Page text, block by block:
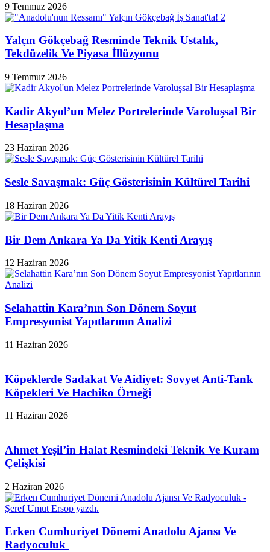
9 Temmuz 2026
Yalçın Gökçebağ Resminde Teknik Ustalık,
Tekdüzelik Ve Piyasa İllüzyonu
9 Temmuz 2026
Kadir Akyol’un Melez Portrelerinde Varoluşsal Bir
Hesaplaşma
23 Haziran 2026
Sesle Savaşmak: Güç Gösterisinin Kültürel Tarihi
18 Haziran 2026
Bir Dem Ankara Ya Da Yitik Kenti Arayış
12 Haziran 2026
Selahattin Kara’nın Son Dönem Soyut
Empresyonist Yapıtlarının Analizi
11 Haziran 2026
Köpeklerde Sadakat Ve Aidiyet: Sovyet Anti-Tank
Köpekleri Ve Hachiko Örneği
11 Haziran 2026
Ahmet Yeşil’in Halat Resmindeki Teknik Ve Kuram
Çelişkisi
2 Haziran 2026
Erken Cumhuriyet Dönemi Anadolu Ajansı Ve
Radyoculuk